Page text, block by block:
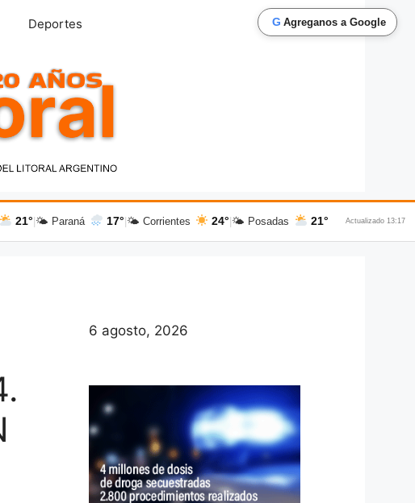
G Agreganos a Google
Deportes
21° 🌤 Paraná 17° 🌤 Corrientes 24° 🌤 Posadas 21° Actualizado 13:17
6 agosto, 2026